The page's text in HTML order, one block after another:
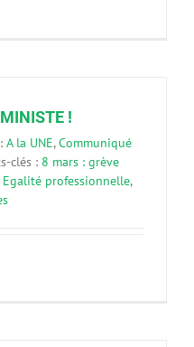
!
A la UNE,Communiqué
clés : 8 mars : grève
Egalité professionnelle,